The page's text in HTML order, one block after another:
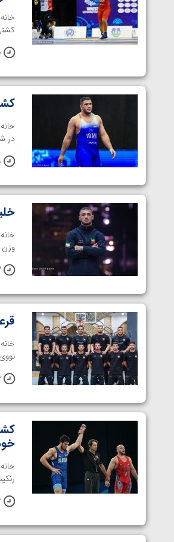
کشتی آزاد
در
وزن ۷۰ و ۱۲۵ کیلوگرم رسیدند و با فینالیست شدن ...
رنکینگ
امین میرزازاده
ویدیو؛ باخت امین
ارمنستان